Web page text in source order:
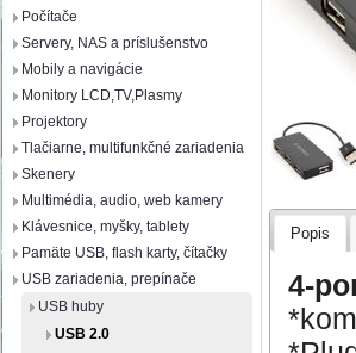
Počítače
Servery, NAS a príslušenstvo
Mobily a navigácie
Monitory LCD,TV,Plasmy
Projektory
Tlačiarne, multifunkčné zariadenia
Skenery
Multimédia, audio, web kamery
Klávesnice, myšky, tablety
Pamäte USB, flash karty, čítačky
USB zariadenia, prepínače
USB huby
USB 2.0
Popis
4-